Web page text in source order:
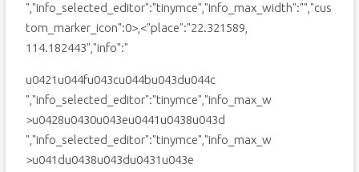
","info_selected_editor":"tinymce","info_max_width":"","cus
tom_marker_icon":0>,<"place":"22.321589,
114.182443","info":"
u0421u044fu043cu044bu043du044c
","info_selected_editor":"tinymce","info_max_w
>u0428u0430u043eu0441u0438u043d
","info_selected_editor":"tinymce","info_max_w
>u041du0438u043du0431u043e